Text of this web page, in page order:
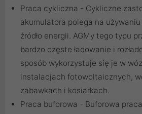
Praca cykliczna - Cykliczne
akumulatora polega na
źródło energii. AGMy tego typu
bardzo częste ładowanie i
sposób wykorzystuje się je w
instalacjach fotowoltaicznych,
zabawkach i kosiarkach.
Praca buforowa - Buforowa